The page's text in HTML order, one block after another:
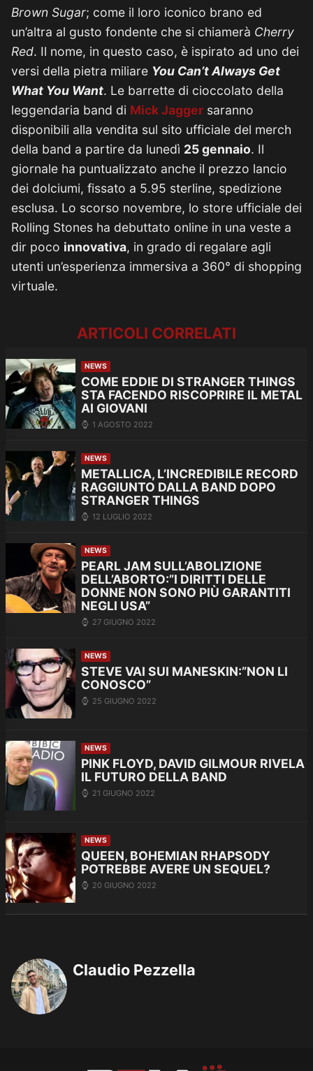
Brown Sugar; come il loro iconico brano ed
un’altra al gusto fondente che si chiamerà Cherry
Red. Il nome, in questo caso, è ispirato ad uno dei
versi della pietra miliare You Can’t Always Get
What You Want. Le barrette di cioccolato della
leggendaria band di Mick Jagger saranno
disponibili alla vendita sul sito ufficiale del merch
della band a partire da lunedì 25 gennaio. Il
giornale ha puntualizzato anche il prezzo lancio
dei dolciumi, fissato a 5.95 sterline, spedizione
esclusa. Lo scorso novembre, lo store ufficiale dei
Rolling Stones ha debuttato online in una veste a
dir poco innovativa, in grado di regalare agli
utenti un’esperienza immersiva a 360° di shopping
virtuale.
ARTICOLI CORRELATI
NEWS
COME EDDIE DI STRANGER THINGS
STA FACENDO RISCOPRIRE IL METAL
AI GIOVANI
1 AGOSTO 2022
NEWS
METALLICA, L’INCREDIBILE RECORD
RAGGIUNTO DALLA BAND DOPO
STRANGER THINGS
12 LUGLIO 2022
NEWS
PEARL JAM SULL’ABOLIZIONE
DELL’ABORTO:”I DIRITTI DELLE
DONNE NON SONO PIÙ GARANTITI
NEGLI USA”
27 GIUGNO 2022
NEWS
STEVE VAI SUI MANESKIN:”NON LI
CONOSCO”
25 GIUGNO 2022
NEWS
PINK FLOYD, DAVID GILMOUR RIVELA
IL FUTURO DELLA BAND
21 GIUGNO 2022
NEWS
QUEEN, BOHEMIAN RHAPSODY
POTREBBE AVERE UN SEQUEL?
20 GIUGNO 2022
Claudio Pezzella